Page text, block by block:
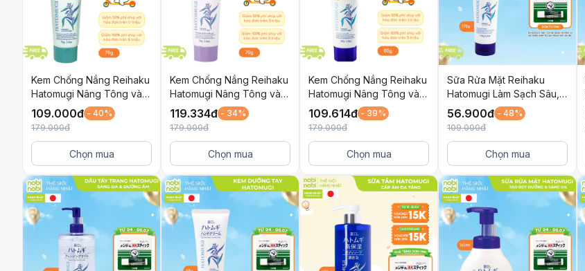
Kem Chống Nắng Reihaku
Hatomugi Nâng Tông và
Dưỡng Ẩm Cho Da SPF
50+ PA++++ Xanh 70g
109.000đ - 40%
179.000đ
Chọn mua
Kem Chống Nắng Reihaku
Hatomugi Nâng Tông và
Dưỡng Ẩm Cho Da SPF
50+ PA++++ Tím 70g
119.334đ - 34%
179.000đ
Chọn mua
Kem Chống Nắng Reihaku
Hatomugi Nâng Tông và
Dưỡng Ẩm Cho Da SPF
50+ PA++++ 80g
109.614đ - 39%
179.000đ
Chọn mua
Sữa Rửa Mặt Reihaku
Hatomugi Làm Sạch Sâu,
Làm Sáng Da và Ngừa
Mụn 170g
56.900đ - 48%
109.000đ
Chọn mua